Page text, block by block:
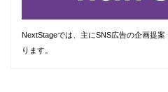
NextStageでは、主にSNS広告の企画提
ります。